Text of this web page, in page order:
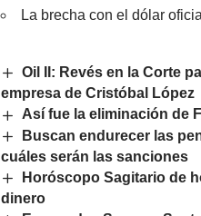
La brecha con el dólar
Oil II: Revés en la Corte
empresa de Cristóbal López
Así fue la eliminación de
Buscan endurecer las
cuáles serán las sanciones
Horóscopo Sagitario de
dinero